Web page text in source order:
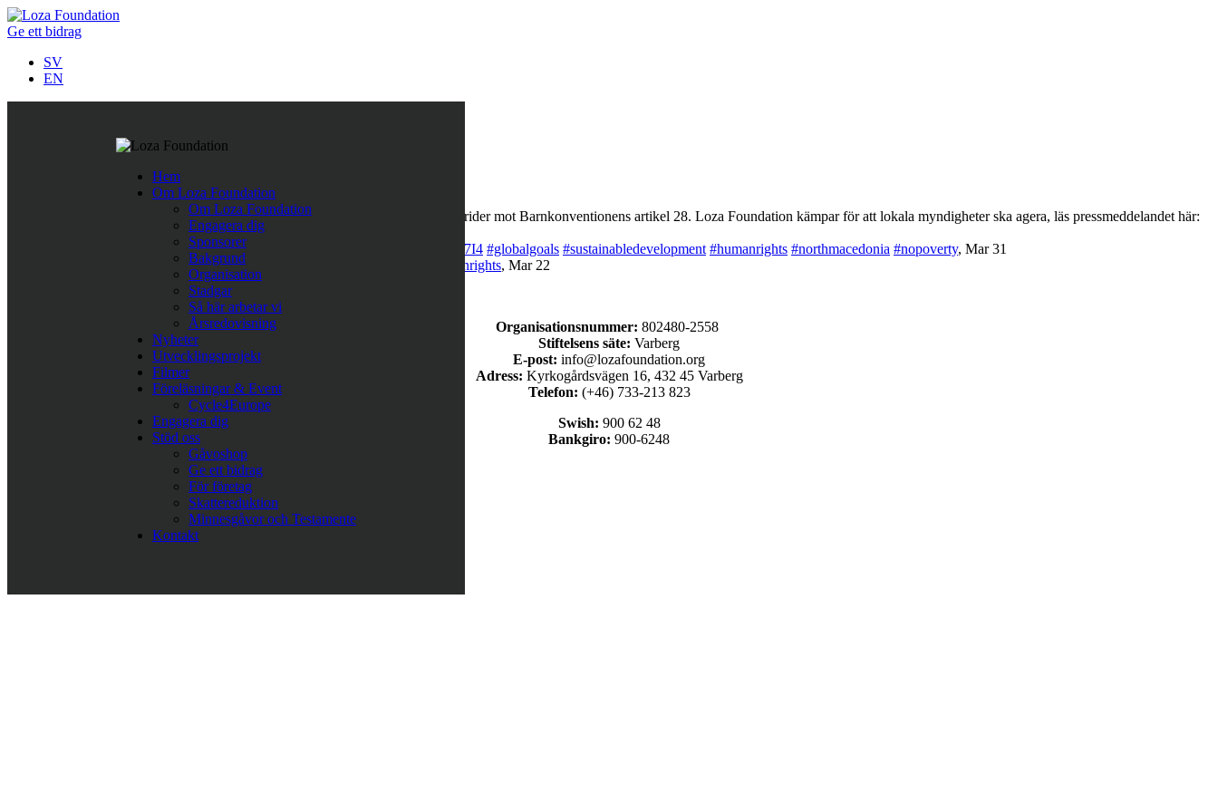
Ge ett bidrag
SV
EN
Hem
Om Loza Foundation
Om Loza Foundation
Engagera dig
Sponsorer
Bakgrund
Organisation
Stadgar
Så här arbetar vi
Årsredovisning
Nyheter
Utvecklingsprojekt
Filmer
Föreläsningar & Event
Cycle4Europe
Engagera dig
Stöd oss
Gåvoshop
Ge ett bidrag
För företag
Skattereduktion
Minnesgåvor och Testamente
Kontakt
Följ oss på Twitter
Rättshaveri att papperslösa barn i Nordmakedonien nekas skolgång, det strider mot Barnkonventionens artikel 28. Loza Foundation kämpar för att lokala myndigheter ska agera, läs pressmeddelandet här:
https://t.co/ykvv8RhnqJ
https://t.co/fBWwTAVOh9
Företagssamarbete för minskad fattigdom i Europa.
https://t.co/LQegOKg7I4 #globalgoals #sustainabledevelopment #humanrights #northmacedonia #nopoverty, Mar 31
När människor får det bättrehttps://t.co/TegpmZdcSC #humanrights, Mar 22
Organisationsnummer: 802480-2558
Stiftelsens säte: Varberg
E-post: info@lozafoundation.org
Adress: Kyrkogårdsvägen 16, 432 45 Varberg
Telefon: (+46) 733-213 823
Swish: 900 62 48
Bankgiro: 900-6248